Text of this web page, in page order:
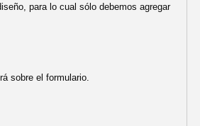
para lo cual sólo debemos agregar
sobre el formulario.